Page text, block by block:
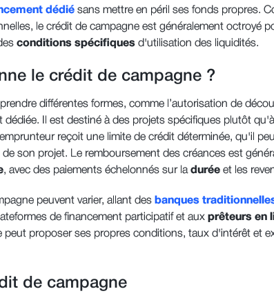
dédié sans mettre en péril ses fonds propres.
le crédit de campagne est généralement octroyé
conditions spécifiquesd'utilisation des liquidités.
le crédit de campagne ?
différentes formes, comme l’autorisation de
dédiée. Il est destiné à des projets spécifiques plutôt
reçoit une limite de crédit déterminée, qu'il
son projet. Le remboursement des créances est
, avec des paiements échelonnés sur la duréeet les
peuvent varier, allant des banques
de financement participatif et aux prêteurs en
peut proposer ses propres conditions, taux d'intérêt et
de campagne